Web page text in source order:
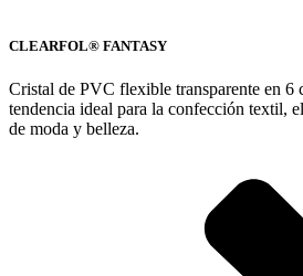
CLEARFOL® FANTASY
Cristal de PVC flexible transparente en 6
tendencia ideal para la confección textil,
de moda y belleza.